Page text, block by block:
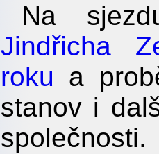
Na
Jindřicha
roku a
stanov i
společnosti.